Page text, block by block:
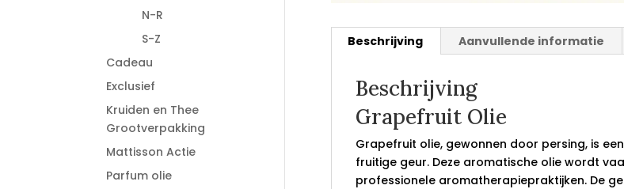
Beschrijving Aanvullende informatie
Beschrijving
Grapefruit Olie
Grapefruit olie, gewonnen door persing, is
fruitige geur. Deze aromatische olie wordt
professionele aromatherapiepraktijken. De
N-R
S-Z
Cadeau
Exclusief
Kruiden en Thee
Grootverpakking
Mattisson Actie
Parfum olie